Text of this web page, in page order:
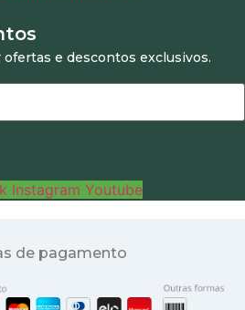
e descontos exclusivos.
Instagram Youtube
de pagamento